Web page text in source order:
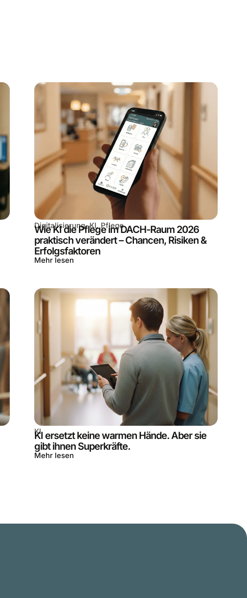
Digitalisierung,KI,Pflege
Wie KI die Pflege im DACH-Raum 2026
praktisch verändert – Chancen, Risiken &
Erfolgsfaktoren
Mehr lesen
KI
KI ersetzt keine warmen Hände. Aber sie
gibt ihnen Superkräfte.
Mehr lesen